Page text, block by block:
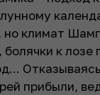
климат
к лозе
прибыли,